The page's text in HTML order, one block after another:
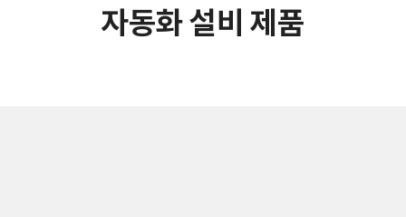
자동화 설비 제품